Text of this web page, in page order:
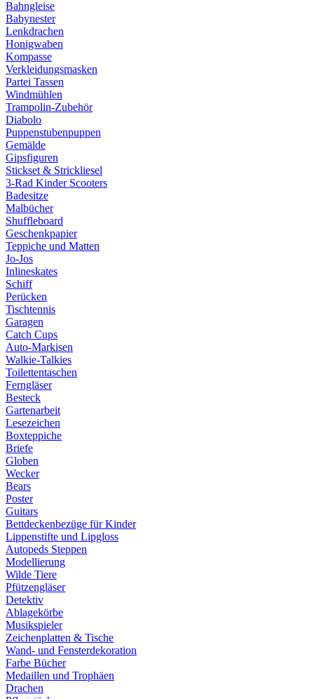
Bahngleise
Babynester
Lenkdrachen
Honigwaben
Kompasse
Verkleidungsmasken
Partei Tassen
Windmühlen
Trampolin-Zubehör
Diabolo
Puppenstubenpuppen
Gemälde
Gipsfiguren
Stickset & Strickliesel
3-Rad Kinder Scooters
Badesitze
Malbücher
Shuffleboard
Geschenkpapier
Teppiche und Matten
Jo-Jos
Inlineskates
Schiff
Perücken
Tischtennis
Garagen
Catch Cups
Auto-Markisen
Walkie-Talkies
Toilettentaschen
Ferngläser
Besteck
Gartenarbeit
Lesezeichen
Boxteppiche
Briefe
Globen
Wecker
Bears
Poster
Guitars
Bettdeckenbezüge für Kinder
Lippenstifte und Lipgloss
Autopeds Steppen
Modellierung
Wilde Tiere
Pfützengläser
Detektiv
Ablagekörbe
Musikspieler
Zeichenplatten & Tische
Wand- und Fensterdekoration
Farbe Bücher
Medaillen und Trophäen
Drachen